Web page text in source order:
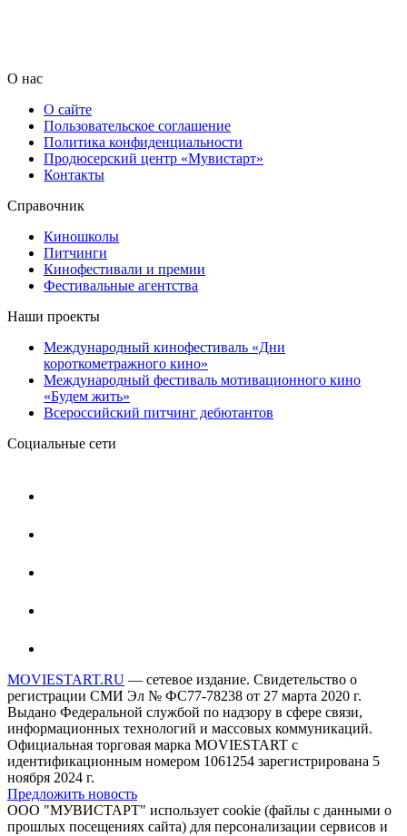
О нас
О сайте
Пользовательское соглашение
Политика конфиденциальности
Продюсерский центр «Мувистарт»
Контакты
Справочник
Киношколы
Питчинги
Кинофестивали и премии
Фестивальные агентства
Наши проекты
Международный кинофестиваль «Дни
короткометражного кино»
Международный фестиваль мотивационного кино
«Будем жить»
Всероссийский питчинг дебютантов
Социальные сети
MOVIESTART.RU — сетевое издание. Свидетельство о
регистрации СМИ Эл № ФС77-78238 от 27 марта 2020 г.
Выдано Федеральной службой по надзору в сфере связи,
информационных технологий и массовых коммуникаций.
Официальная торговая марка MOVIESTART с
идентификационным номером 1061254 зарегистрирована 5
ноября 2024 г.
Предложить новость
ООО "МУВИСТАРТ" использует cookie (файлы с данными о
прошлых посещениях сайта) для персонализации сервисов и